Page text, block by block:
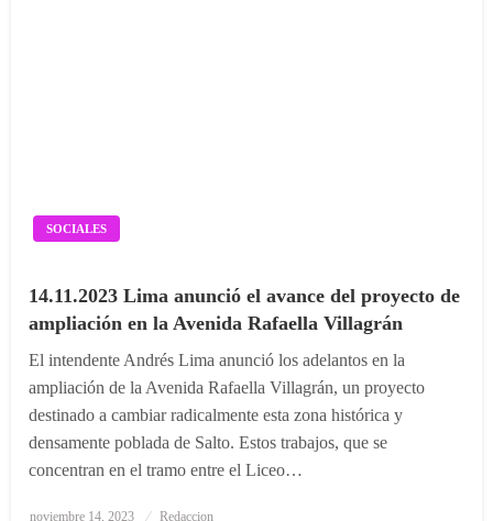
SOCIALES
14.11.2023 Lima anunció el avance del proyecto de
ampliación en la Avenida Rafaella Villagrán
El intendente Andrés Lima anunció los adelantos en la
ampliación de la Avenida Rafaella Villagrán, un proyecto
destinado a cambiar radicalmente esta zona histórica y
densamente poblada de Salto. Estos trabajos, que se
concentran en el tramo entre el Liceo…
Posted
noviembre 14, 2023 Redaccion